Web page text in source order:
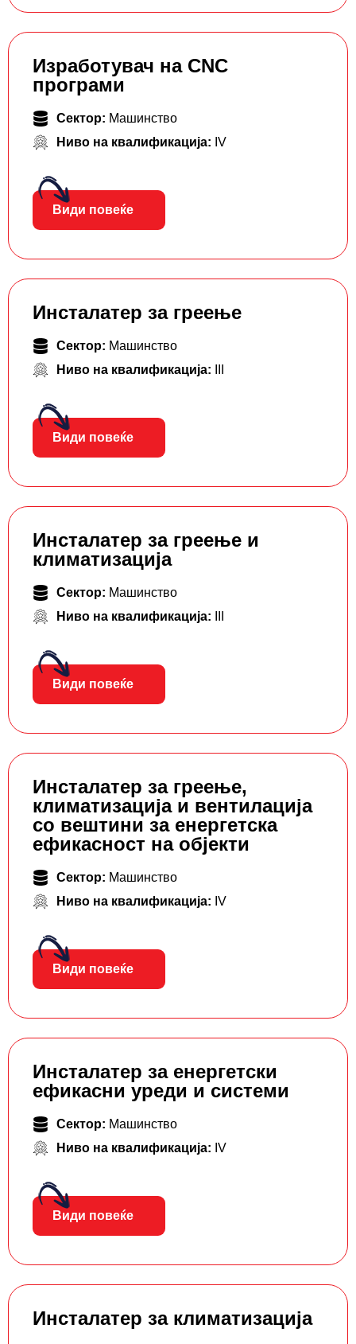
Изработувач на CNC
програми
Сектор: Машинство
Ниво на квалификација: IV
Види повеќе
Инсталатер за греење
Сектор: Машинство
Ниво на квалификација:
Види повеќе
Инсталатер за греење и
климатизација
Сектор: Машинство
Ниво на квалификација:
Види повеќе
Инсталатер за греење,
климатизација и вентилација
со вештини за енергетска
ефикасност на објекти
Сектор: Машинство
Ниво на квалификација: IV
Види повеќе
Инсталатер за енергетски
ефикасни уреди и системи
Сектор: Машинство
Ниво на квалификација: IV
Види повеќе
Инсталатер за климатизација